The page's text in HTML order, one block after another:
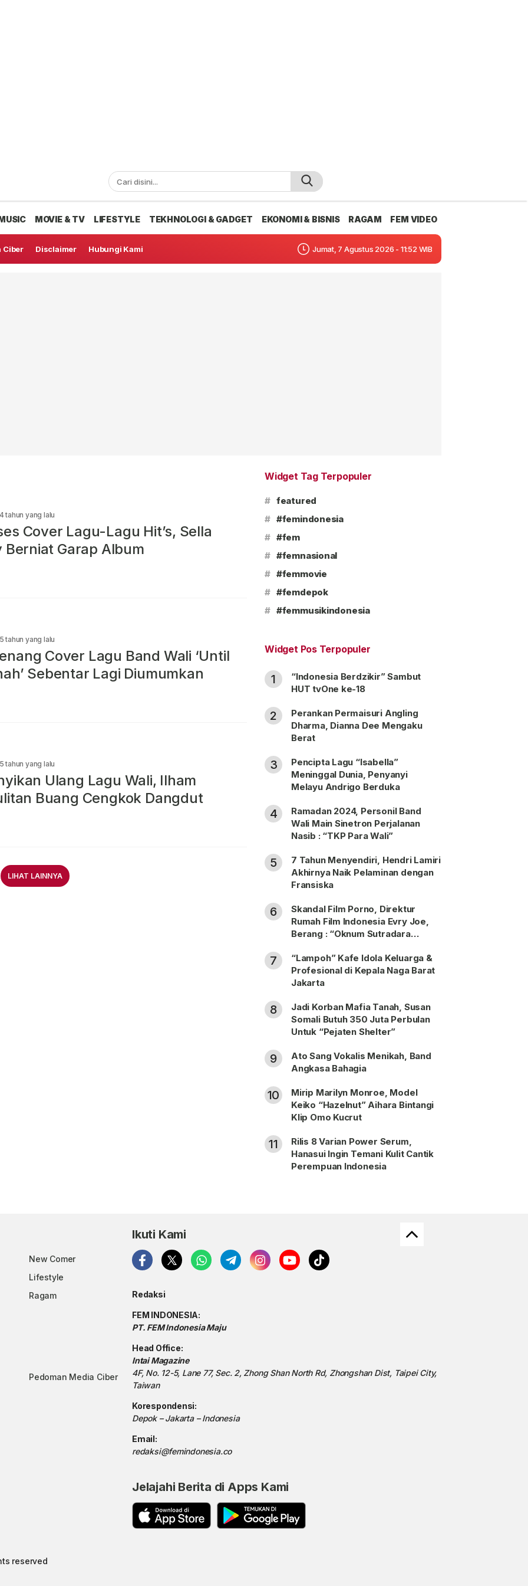
MOVIE & TV LIFESTYLE TEKHNOLOGI & GADGET EKONOMI & BISNIS RAGAM FEM VIDEO
Ciber Disclaimer Hubungi Kami Jumat, 7 Agustus 2026 - 11:52 WIB
tahun yang lalu
Cover Lagu-Lagu Hit’s, Sella
Berniat Garap Album
tahun yang lalu
Cover Lagu Band Wali ‘Until
Sebentar Lagi Diumumkan
tahun yang lalu
Ulang Lagu Wali, Ilham
Buang Cengkok Dangdut
LIHAT LAINNYA
Widget Tag Terpopuler
# featured
# #femindonesia
# #fem
# #femnasional
# #femmovie
# #femdepok
# #femmusikindonesia
Widget Pos Terpopuler
1
“Indonesia Berdzikir” Sambut
HUT tvOne ke-18
2
Perankan Permaisuri Angling
Dharma, Dianna Dee Mengaku
Berat
3
Pencipta Lagu “Isabella”
Meninggal Dunia, Penyanyi
Melayu Andrigo Berduka
4
Ramadan 2024, Personil Band
Wali Main Sinetron Perjalanan
Nasib : “TKP Para Wali”
5
7 Tahun Menyendiri, Hendri Lamiri
Akhirnya Naik Pelaminan dengan
Fransiska
6
Skandal Film Porno, Direktur
Rumah Film Indonesia Evry Joe,
Berang : “Oknum Sutradara
7
“Lampoh” Kafe Idola Keluarga &
Profesional di Kepala Naga Barat
Jakarta
8
Jadi Korban Mafia Tanah, Susan
Somali Butuh 350 Juta Perbulan
Untuk “Pejaten Shelter”
9
Ato Sang Vokalis Menikah, Band
Angkasa Bahagia
10
Mirip Marilyn Monroe, Model
Keiko “Hazelnut” Aihara Bintangi
Klip Omo Kucrut
11
Rilis 8 Varian Power Serum,
Hanasui Ingin Temani Kulit Cantik
Perempuan Indonesia
New Comer
Lifestyle
Ragam
Pedoman Media Ciber
Ikuti Kami
Redaksi
FEM INDONESIA:
PT. FEM Indonesia Maju
Head Office:
Intai Magazine
4F, No. 12-5, Lane 77, Sec. 2, Zhong Shan North Rd, Zhongshan Dist, Taipei City,
Taiwan
Korespondensi:
Depok – Jakarta – Indonesia
Email:
redaksi@femindonesia.co
Jelajahi Berita di Apps Kami
reserved